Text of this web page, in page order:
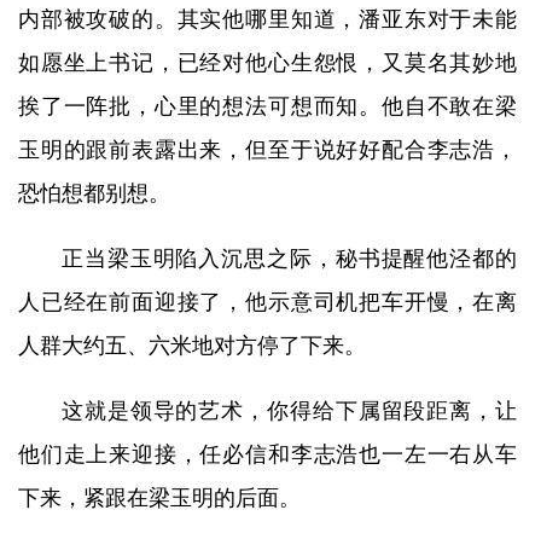
内部被攻破的。其实他哪里知道，潘亚东对于未能
如愿坐上书记，已经对他心生怨恨，又莫名其妙地
挨了一阵批，心里的想法可想而知。他自不敢在梁
玉明的跟前表露出来，但至于说好好配合李志浩，
恐怕想都别想。
正当梁玉明陷入沉思之际，秘书提醒他泾都的
人已经在前面迎接了，他示意司机把车开慢，在离
人群大约五、六米地对方停了下来。
这就是领导的艺术，你得给下属留段距离，让
他们走上来迎接，任必信和李志浩也一左一右从车
下来，紧跟在梁玉明的后面。